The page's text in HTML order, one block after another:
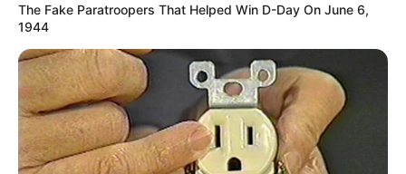
The Fake Paratroopers That Helped Win D-Day On June 6,
1944